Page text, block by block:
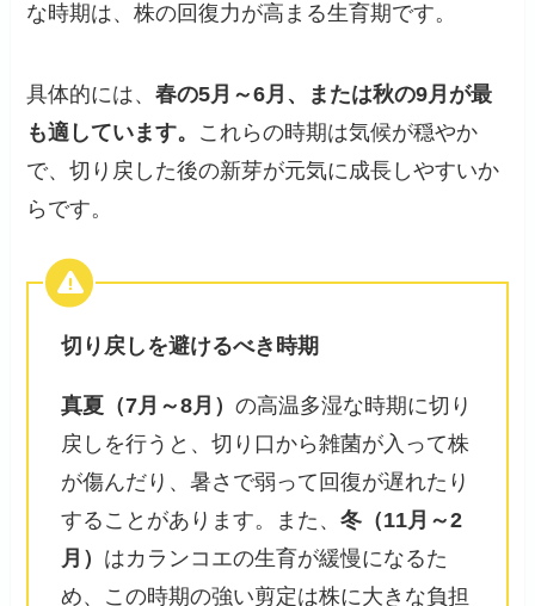
な時期は、株の回復力が高まる生育期です。
具体的には、春の5月～6月、または秋の9月が最
も適しています。 これらの時期は気候が穏やか
で、切り戻した後の新芽が元気に成長しやすいか
らです。
切り戻しを避けるべき時期
真夏（7月～8月）の高温多湿な時期に切り
戻しを行うと、切り口から雑菌が入って株
が傷んだり、暑さで弱って回復が遅れたり
することがあります。また、冬（11月～2
月） はカランコエの生育が緩慢になるた
め、この時期の強い剪定は株に大きな負担